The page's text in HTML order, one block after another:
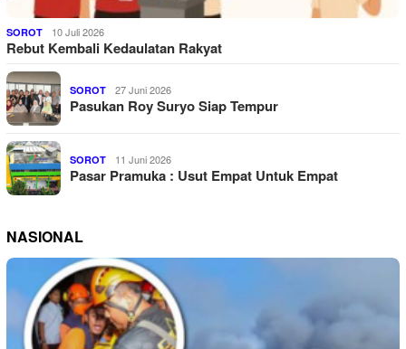
SOROT 10 Juli 2026
Rebut Kembali Kedaulatan Rakyat
SOROT 27 Juni 2026
Pasukan Roy Suryo Siap Tempur
SOROT 11 Juni 2026
Pasar Pramuka : Usut Empat Untuk Empat
NASIONAL